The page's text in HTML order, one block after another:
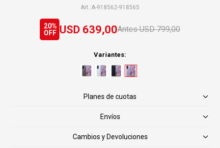
A-918562-918565
USD 639,00 USD 799,00
20
Variantes:
Planes de cuotas
Envíos
Cambios y Devoluciones